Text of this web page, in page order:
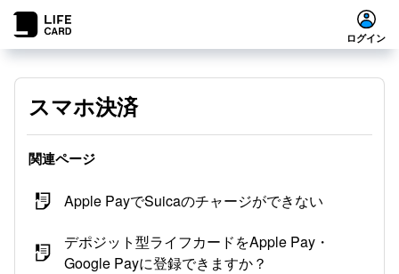
ログイン
スマホ決済
関連ページ
Apple PayでSuicaのチャージができない
デポジット型ライフカードをApple Pay・
Google Payに登録できますか？